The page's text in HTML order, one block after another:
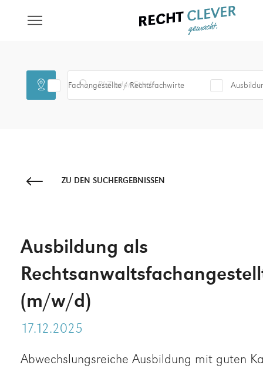
Fachangestellte / Rechtsfachwirte
ZU DEN SUCHERGEBNISSEN
Ausbildung als
(m/w/d)
17.12.2025
Abwechslungsreiche Ausbildung mit guten